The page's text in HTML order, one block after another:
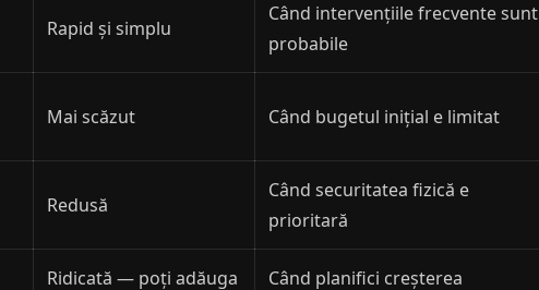
Rapid și simplu
Când intervențiile frecvente sunt
probabile
Mai scăzut Când bugetul inițial e limitat
Redusă
Când securitatea fizică e
prioritară
Ridicată — poți adăuga
Când planifici creșterea